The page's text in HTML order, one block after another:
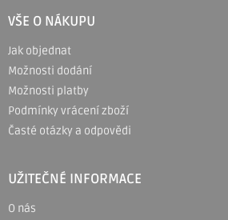
á
a
VŠE O NÁKUPU
Jak objednat
Možnosti dodání
Možnosti platby
Podmínky vrácení zboží
Časté otázky a odpovědi
UŽITEČNÉ INFORMACE
O nás